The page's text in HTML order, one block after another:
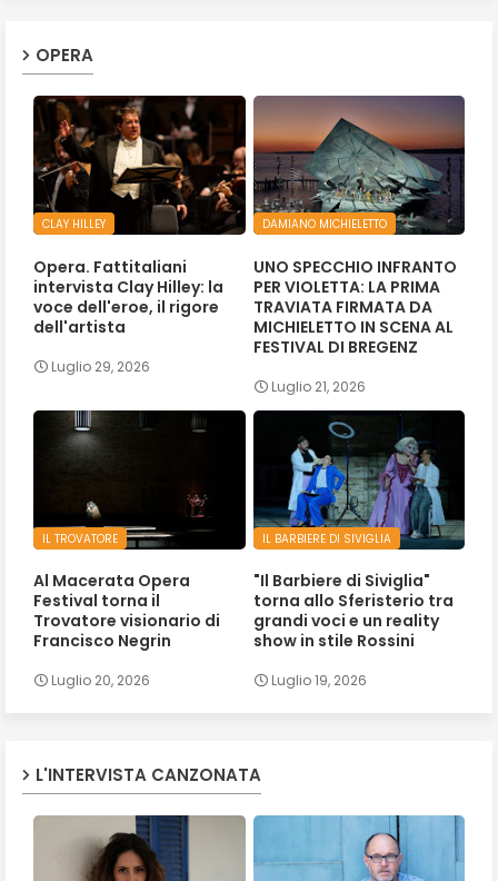
OPERA
CLAY HILLEY
Opera. Fattitaliani
intervista Clay Hilley: la
voce dell'eroe, il rigore
dell'artista
Luglio 29, 2026
DAMIANO MICHIELETTO
UNO SPECCHIO INFRANTO
PER VIOLETTA: LA PRIMA
TRAVIATA FIRMATA DA
MICHIELETTO IN SCENA AL
FESTIVAL DI BREGENZ
Luglio 21, 2026
IL TROVATORE
Al Macerata Opera
Festival torna il
Trovatore visionario di
Francisco Negrin
Luglio 20, 2026
IL BARBIERE DI SIVIGLIA
"Il Barbiere di Siviglia"
torna allo Sferisterio tra
grandi voci e un reality
show in stile Rossini
Luglio 19, 2026
L'INTERVISTA CANZONATA